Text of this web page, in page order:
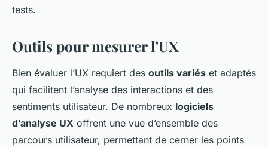
tests.
Outils pour mesurer l’UX
Bien évaluer l’UX requiert des outils variés et adaptés
qui facilitent l’analyse des interactions et des
sentiments utilisateur. De nombreux logiciels
d’analyse UX offrent une vue d’ensemble des
parcours utilisateur, permettant de cerner les points